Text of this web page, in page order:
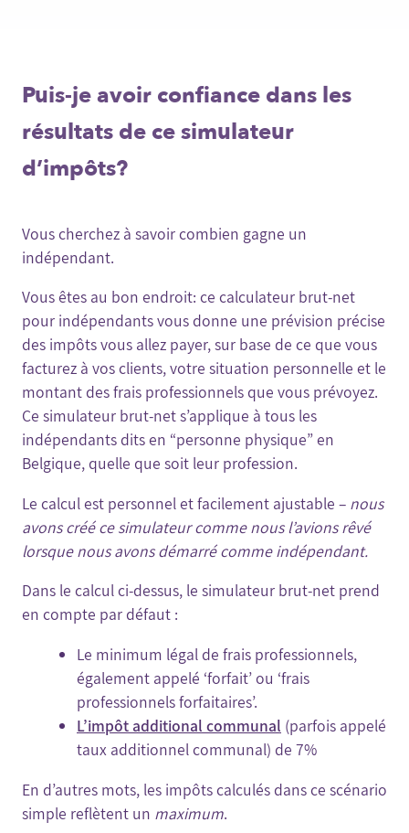
Puis-je avoir confiance dans les
résultats de ce simulateur
d’impôts?
Vous cherchez à savoir combien gagne un
indépendant.
Vous êtes au bon endroit: ce calculateur brut-net
pour indépendants vous donne une prévision précise
des impôts vous allez payer, sur base de ce que vous
facturez à vos clients, votre situation personnelle et le
montant des frais professionnels que vous prévoyez.
Ce simulateur brut-net s’applique à tous les
indépendants dits en “personne physique” en
Belgique, quelle que soit leur profession.
Le calcul est personnel et facilement ajustable – nous
avons créé ce simulateur comme nous l’avions rêvé
lorsque nous avons démarré comme indépendant.
Dans le calcul ci-dessus, le simulateur brut-net prend
en compte par défaut :
Le minimum légal de frais professionnels,
également appelé ‘forfait’ ou ‘frais
professionnels forfaitaires’.
L’impôt additional communal (parfois appelé
taux additionnel communal) de 7%
En d’autres mots, les impôts calculés dans ce scénario
simple reflètent un maximum.